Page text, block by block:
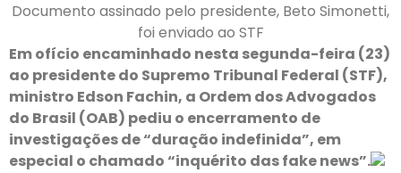
Documento assinado pelo presidente, Beto Simonetti,
foi enviado ao STF
Em ofício encaminhado nesta segunda-feira (23)
ao presidente do Supremo Tribunal Federal (STF),
ministro Edson Fachin, a Ordem dos Advogados
do Brasil (OAB) pediu o encerramento de
investigações de “duração indefinida”, em
especial o chamado “inquérito das fake news”.